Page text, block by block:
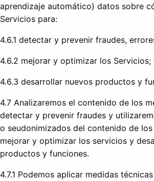
aprendizaje automático) datos sobre
Servicios para:
4.6.1 detectar y prevenir fraudes,
4.6.2 mejorar y optimizar los Servicios;
4.6.3 desarrollar nuevos productos y
4.7 Analizaremos el contenido de los
detectar y prevenir fraudes y
o seudonimizados del contenido de los
mejorar y optimizar los servicios y
productos y funciones.
4.7.1 Podemos aplicar medidas